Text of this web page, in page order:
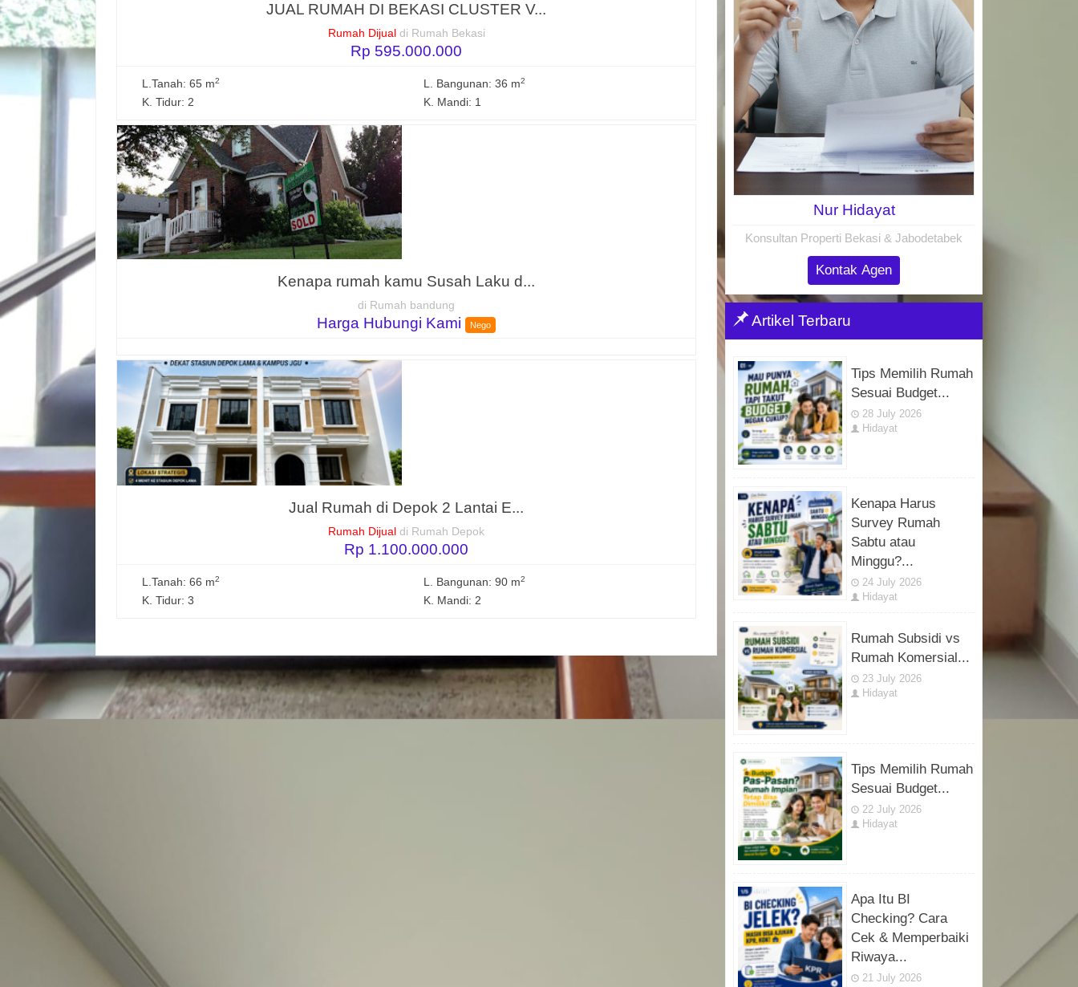
JUAL RUMAH DI BEKASI CLUSTER V...
Rumah Dijual di Rumah Bekasi
Rp 595.000.000
L.Tanah: 65 m2 L. Bangunan: 36 m2
K. Tidur: 2 K. Mandi: 1
Kenapa rumah kamu Susah Laku d...
di Rumah bandung
Harga Hubungi Kami Nego
Jual Rumah di Depok 2 Lantai E...
Rumah Dijual di Rumah Depok
Rp 1.100.000.000
L.Tanah: 66 m2 L. Bangunan: 90 m2
K. Tidur: 3 K. Mandi: 2
Nur Hidayat
Konsultan Properti Bekasi & Jabodetabek
Kontak Agen
Artikel Terbaru
Tips Memilih Rumah
Sesuai Budget...
28 July 2026
Hidayat
Kenapa Harus
Survey Rumah
Sabtu atau
Minggu?...
24 July 2026
Hidayat
Rumah Subsidi vs
Rumah Komersial...
23 July 2026
Hidayat
Tips Memilih Rumah
Sesuai Budget...
22 July 2026
Hidayat
Apa Itu BI
Checking? Cara
Cek & Memperbaiki
Riwaya...
21 July 2026